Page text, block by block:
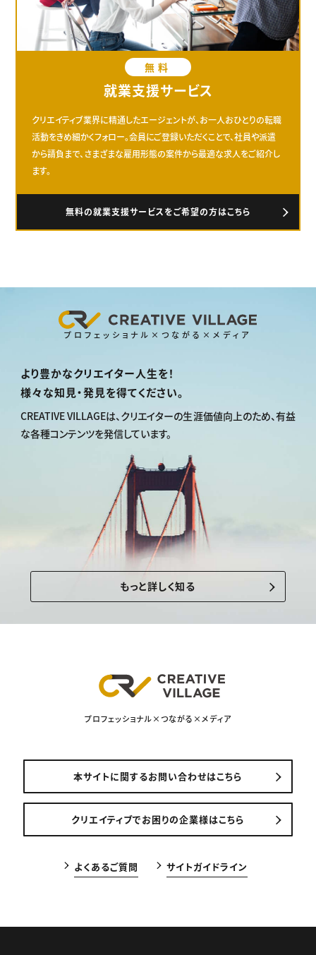
無料
就業支援サービス
クリエイティブ業界に精通したエージェントが、お一人おひとりの転職
活動をきめ細かくフォロー。会員にご登録いただくことで、社員や派遣
から請負まで、さまざまな雇用形態の案件から最適な求人をご紹介し
ます。
無料の就業支援サービスをご希望の方はこちら
プロフェッショナル×つながる×メディア
より豊かなクリエイター人生を！
様々な知見・発見を得てください。
CREATIVE VILLAGEは、 クリエイターの生涯価値向上のため、有益
な各種コンテンツを発信しています。
もっと詳しく知る
プロフェッショナル×つながる×メディア
本サイトに関するお問い合わせはこちら
クリエイティブでお困りの企業様はこちら
よくあるご質問 サイトガイドライン